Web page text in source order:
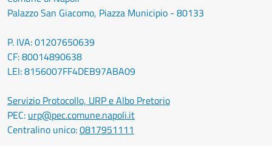
Palazzo San Giacomo, Piazza Municipio - 80133
P. IVA: 01207650639
CF: 80014890638
LEI: 8156007FF4DEB97ABA09
Servizio Protocollo, URP e Albo Pretorio
PEC: urp@pec.comune.napoli.it
Centralino unico:0817951111